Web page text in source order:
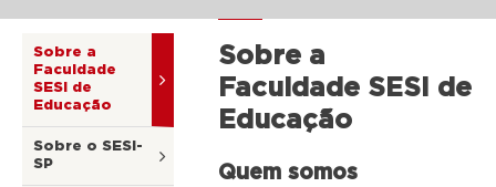
Sobre a
Faculdade
SESI de
Educação
Sobre o SESI-
SP
Sobre a
Faculdade SESI de
Educação
Quem somos